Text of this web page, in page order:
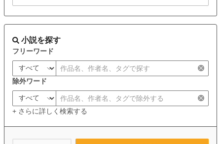
小説を探す
フリーワード
除外ワード
+ さらに詳しく検索する